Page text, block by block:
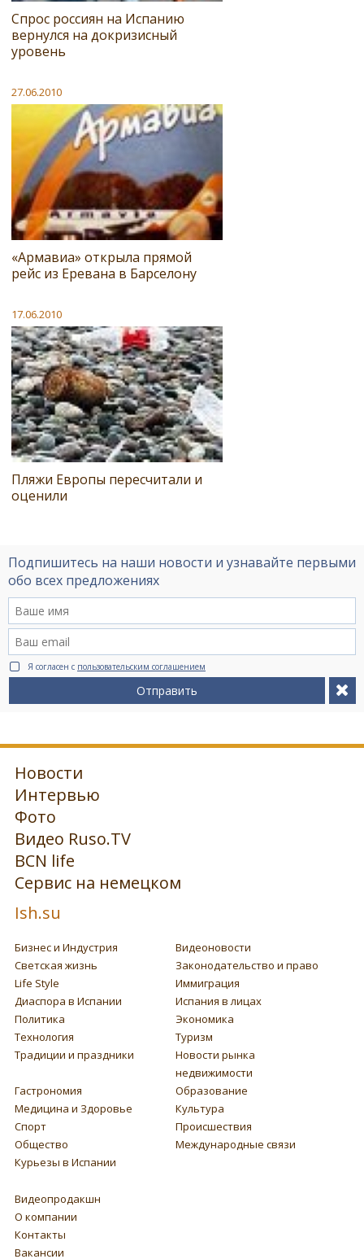
Спрос россиян на Испанию
вернулся на докризисный
уровень
27.06.2010
«Армавиа» открыла прямой
рейс из Еревана в Барселону
17.06.2010
Пляжи Европы пересчитали и
оценили
Подпишитесь на наши новости и узнавайте первыми
обо всех предложениях
Я согласен с пользовательским соглашением
Отправить
Новости
Интервью
Фото
Видео Ruso.TV
BCN life
Сервис на немецком
Ish.su
Бизнес и Индустрия
Видеоновости
Светская жизнь
Законодательство и право
Life Style
Иммиграция
Диаспора в Испании
Испания в лицах
Политика
Экономика
Технология
Туризм
Традиции и праздники
Новости рынка
недвижимости
Гастрономия
Образование
Медицина и Здоровье
Культура
Спорт
Происшествия
Общество
Международные связи
Курьезы в Испании
Видеопродакшн
О компании
Контакты
Вакансии